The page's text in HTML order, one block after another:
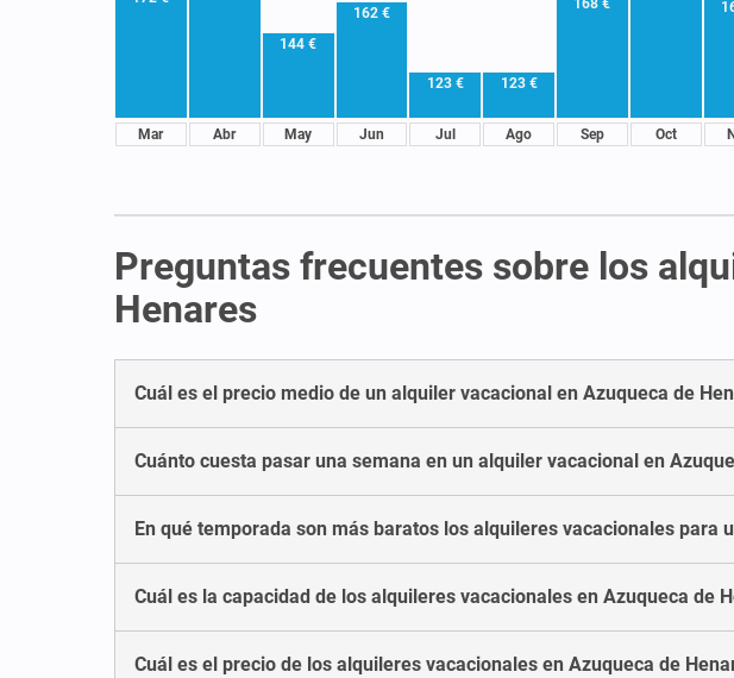
Mar Abr
144 €
May
162 €
Jun
123 €
Jul
123 €
Ago
168 €
Sep Oct
Preguntas frecuentes sobre los
Henares
Cuál es el precio medio de un alquiler vacacional en Azuqueca de
Cuánto cuesta pasar una semana en un alquiler vacacional en
En qué temporada son más baratos los alquileres vacacionales para
Cuál es la capacidad de los alquileres vacacionales en Azuqueca de
Cuál es el precio de los alquileres vacacionales en Azuqueca de